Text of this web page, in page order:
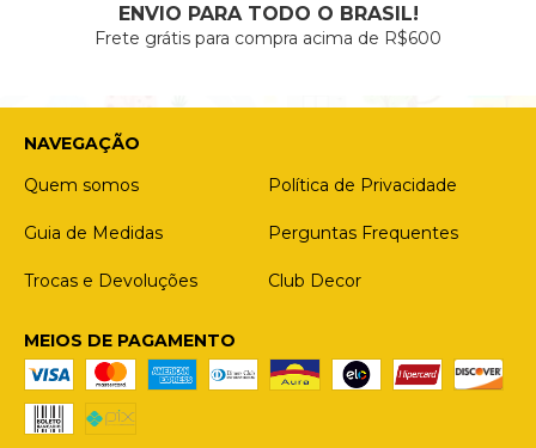
ENVIO PARA TODO O BRASIL!
Frete grátis para compra acima de R$600
NAVEGAÇÃO
Quem somos
Política de Privacidade
Guia de Medidas Perguntas Frequentes
Trocas e Devoluções Club Decor
MEIOS DE PAGAMENTO